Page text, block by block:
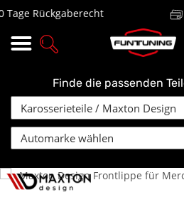
Rückgaberecht
Finde die passenden